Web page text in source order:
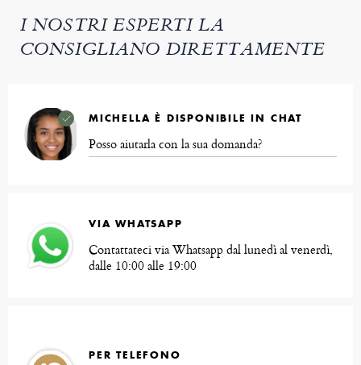
I NOSTRI ESPERTI LA
CONSIGLIANO DIRETTAMENTE
MICHELLA È DISPONIBILE IN CHAT
Posso aiutarla con la sua domanda?
VIA WHATSAPP
Contattateci via Whatsapp dal lunedì al venerdì,
dalle 10:00 alle 19:00
PER TELEFONO